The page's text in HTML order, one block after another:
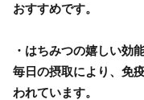
おすすめです。
・はちみつの嬉しい効能
毎日の摂取により、免
われています。